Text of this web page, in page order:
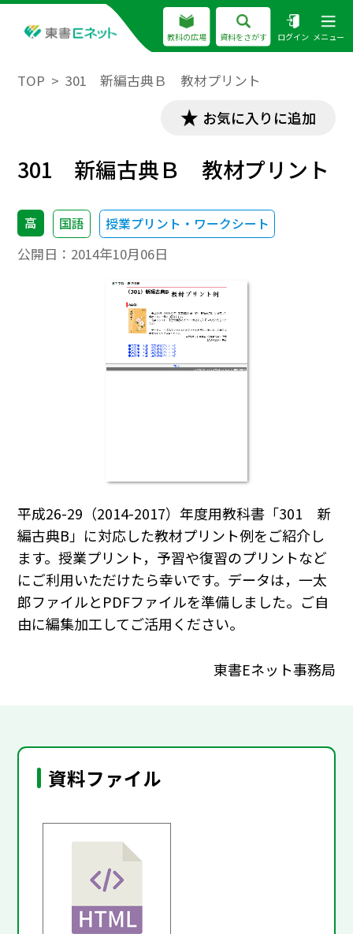
教科の広場 資料をさがす ログイン メニュー
TOP 301 新編古典Ｂ 教材プリント
お気に入りに追加
301 新編古典Ｂ 教材プリント
高 国語 授業プリント・ワークシート
公開日： 2014年10月06日
平成26-29（2014-2017）年度用教科書「301 新
編古典B」に対応した教材プリント例をご紹介し
ます。授業プリント，予習や復習のプリントなど
にご利用いただけたら幸いです。データは，一太
郎ファイルとPDFファイルを準備しました。ご自
由に編集加工してご活用ください。
東書Eネット事務局
資料ファイル